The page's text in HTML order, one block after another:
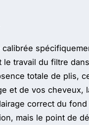
travail du filtre
totale de plis,
et de vos cheveux,
correct du fond
mais le point de